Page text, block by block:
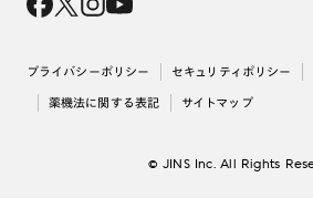
採用情報
出店について
プライバシーポリシー セキュリティポリシー
薬機法に関する表記 サイトマップ
© JINS Inc. All Rights